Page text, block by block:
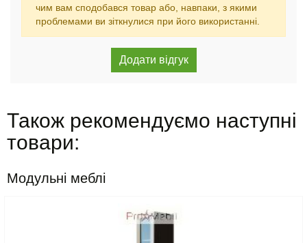
чим вам сподобався товар або, навпаки, з якими
проблемами ви зіткнулися при його використанні.
Також рекомендуємо наступні
товари:
Модульні меблі